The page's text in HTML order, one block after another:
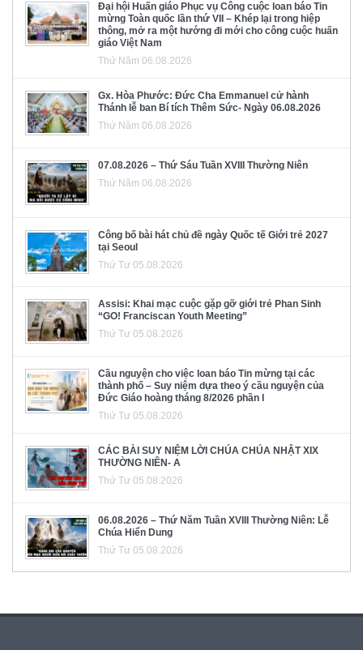
Đại hội Huấn giáo Phục vụ Công cuộc loan báo Tin
mừng Toàn quốc lần thứ VII – Khép lại trong hiệp
thông, mở ra một hướng đi mới cho công cuộc huấn
giáo Việt Nam
Thứ Năm 06.08.2026
Gx. Hòa Phước: Đức Cha Emmanuel cử hành
Thánh lễ ban Bí tích Thêm Sức- Ngày 06.08.2026
Thứ Năm 06.08.2026
07.08.2026 – Thứ Sáu Tuần XVIII Thường Niên
Thứ Năm 06.08.2026
Công bố bài hát chủ đề ngày Quốc tế Giới trẻ 2027
tại Seoul
Thứ Tư 05.08.2026
Assisi: Khai mạc cuộc gặp gỡ giới trẻ Phan Sinh
“GO! Franciscan Youth Meeting”
Thứ Tư 05.08.2026
Cầu nguyện cho việc loan báo Tin mừng tại các
thành phố – Suy niệm dựa theo ý cầu nguyện của
Đức Giáo hoàng tháng 8/2026 phần I
Thứ Tư 05.08.2026
CÁC BÀI SUY NIỆM LỜI CHÚA CHÚA NHẬT XIX
THƯỜNG NIÊN- A
Thứ Tư 05.08.2026
06.08.2026 – Thứ Năm Tuần XVIII Thường Niên: Lễ
Chúa Hiển Dung
Thứ Tư 05.08.2026